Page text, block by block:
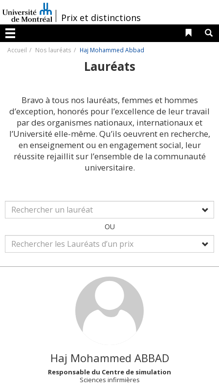
au
contenu
/Prix et distinctions
Menu
Liens
Accueil Nos lauréats Haj Mohammed Abbad
Lauréats
Bravo à tous nos lauréats, femmes et hommes
d’exception, honorés pour l’excellence de leur travail
par des organismes nationaux, internationaux et
l’Université elle-même. Qu’ils oeuvrent en recherche,
en enseignement ou en engagement social, leur
réussite rejaillit sur l’ensemble de la communauté
universitaire.
OU
Haj Mohammed ABBAD
Responsable du Centre de simulation
Sciences infirmières